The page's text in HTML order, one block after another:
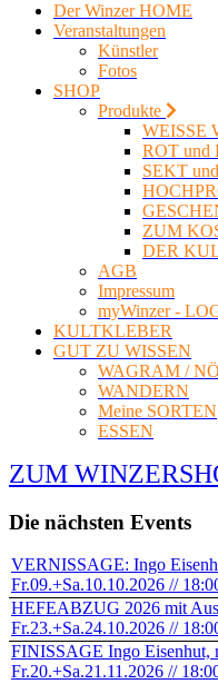
Der Winzer HOME
Veranstaltungen
Künstler
Fotos
SHOP
Produkte
WEISSE
ROT und
SEKT
ZUM
DER
AGB
Impressum
myWinzer -
KULTKLEBER
GUT ZU WISSEN
WAGRAM / NÖ
WANDERN
Meine SORTEN
ESSEN
ZUM
Die nächsten Events
VERNISSAGE: Ingo
Fr.09.+Sa.10.10.2026 //
HEFEABZUG 2026 mit
Fr.23.+Sa.24.10.2026 //
FINISSAGE Ingo
Fr.20.+Sa.21.11.2026 //